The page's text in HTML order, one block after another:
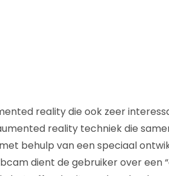
reality die ook zeer
reality techniek die
behulp van een speciaal
dient de gebruiker over een